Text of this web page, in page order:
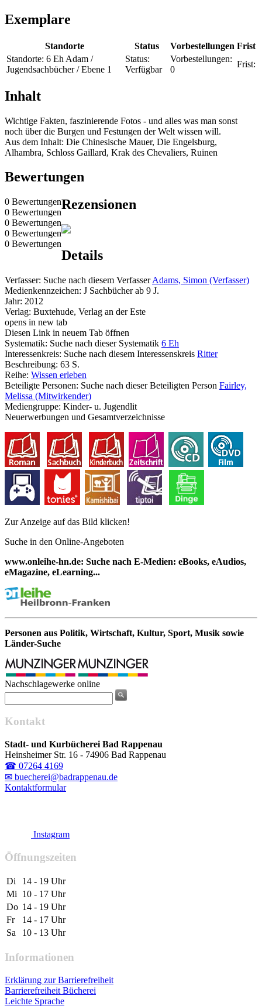
Exemplare
Standorte Status Vorbestellungen Frist
Standorte: 6 Eh Adam /
Jugendsachbücher / Ebene 1
Status:
Verfügbar
Vorbestellungen:
0
Frist:
Inhalt
Wichtige Fakten, faszinierende Fotos - und alles was man sonst
noch über die Burgen und Festungen der Welt wissen will.
Aus dem Inhalt: Die Chinesische Mauer, Die Engelsburg,
Alhambra, Schloss Gaillard, Krak des Chevaliers, Ruinen
Bewertungen
0 Bewertungen
0 Bewertungen
0 Bewertungen
0 Bewertungen
0 Bewertungen
Rezensionen
Details
Verfasser: Suche nach diesem Verfasser Adams, Simon (Verfasser)
Medienkennzeichen: J Sachbücher ab 9 J.
Jahr: 2012
Verlag: Buxtehude, Verlag an der Este
opens in new tab
Diesen Link in neuem Tab öffnen
Systematik: Suche nach dieser Systematik 6 Eh
Interessenkreis: Suche nach diesem Interessenskreis Ritter
Beschreibung: 63 S.
Reihe: Wissen erleben
Beteiligte Personen: Suche nach dieser Beteiligten Person Fairley,
Melissa (Mitwirkender)
Mediengruppe: Kinder- u. Jugendlit
Neuerwerbungen und Gesamtverzeichnisse
Zur Anzeige auf das Bild klicken!
Suche in den Online-Angeboten
www.onleihe-hn.de: Suche nach E-Medien: eBooks, eAudios,
eMagazine, eLearning...
Personen aus Politik, Wirtschaft, Kultur, Sport, Musik sowie
Länder-Suche
Nachschlagewerke online
Kontakt
Stadt- und Kurbücherei Bad Rappenau
Heinsheimer Str. 16 - 74906 Bad Rappenau
☎ 07264 4169
✉ buecherei@badrappenau.de
Kontaktformular
Instagram
Öffnungszeiten
Di
14 - 19 Uhr
Mi
10 - 17 Uhr
Do 14 - 19 Uhr
Fr
14 - 17 Uhr
Sa
10 - 13 Uhr
Informationen
Erklärung zur Barrierefreiheit
Barrierefreiheit Bücherei
Leichte Sprache